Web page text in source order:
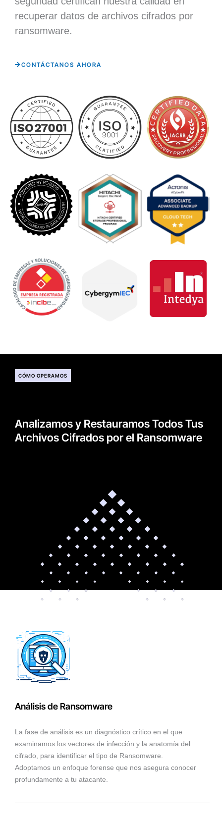
recuperar datos de archivos cifrados por
ransomware.
CONTÁCTANOS AHORA
CÓMO OPERAMOS
Analizamos y Restauramos Todos Tus
Archivos Cifrados por el Ransomware
Análisis de Ransomware
La fase de análisis es un diagnóstico crítico en el que
examinamos los vectores de infección y la anatomía del
cifrado, para identificar el tipo de Ransomware.
Adoptamos un enfoque forense que nos asegura conocer
profundamente a tu atacante.